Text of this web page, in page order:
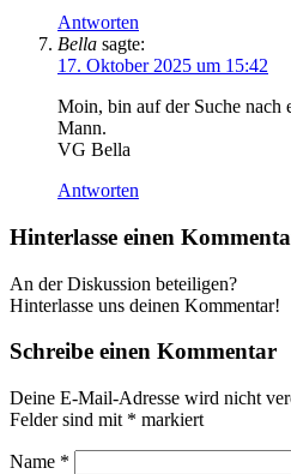
Antworten
Bella sagte:
17. Oktober 2025 um 15:42
Moin, bin auf der Suche nach
Mann.
VG Bella
Antworten
Hinterlasse einen
An der Diskussion beteiligen?
Hinterlasse uns deinen Kommentar!
Schreibe einen Kommentar
Deine E-Mail-Adresse wird nicht
Felder sind mit * markiert
Name *